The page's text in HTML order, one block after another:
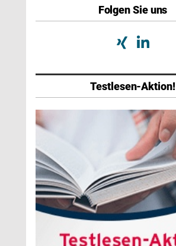
Folgen Sie uns
Testlesen-Aktion!